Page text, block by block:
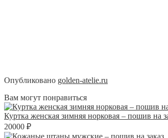
Опубликовано golden-atelie.ru
Вам могут понравиться
Куртка женская зимняя норковая – пошив на
20000 ₽